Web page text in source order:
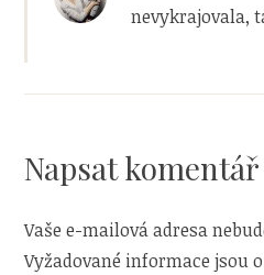
nevykrajovala,
Napsat komentář
Vaše e-mailová adresa
Vyžadované informace jsou